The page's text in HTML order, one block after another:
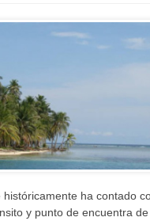
ha contado
y punto de encuentra